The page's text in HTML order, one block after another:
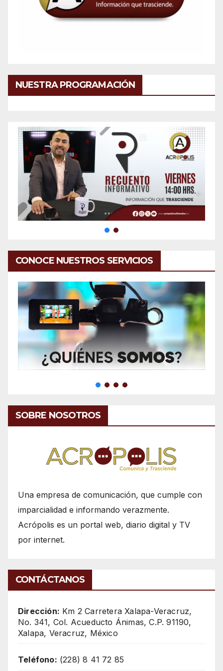
NUESTRA PROGRAMACIÓN
CONOCE NUESTROS SERVICIOS
SOBRE NOSOTROS
Una empresa de comunicación, que cumple con
imparcialidad e informando verazmente.
Acrópolis es un portal web, diario digital y TV
por internet.
CONTÁCTANOS
Dirección: Km 2 Carretera Xalapa-Veracruz,
No. 341, Col. Acueducto Ánimas, C.P. 91190,
Xalapa, Veracruz, México
Teléfono: (228) 8 41 72 85